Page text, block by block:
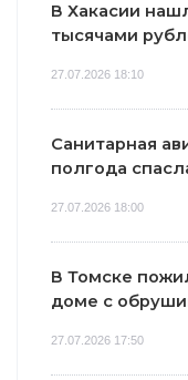
В Хакасии
тысячами
27.07.2026 18:10
Санитарная
полгода
27.07.2026 18:00
В Томске
доме с
27.07.2026 17:50